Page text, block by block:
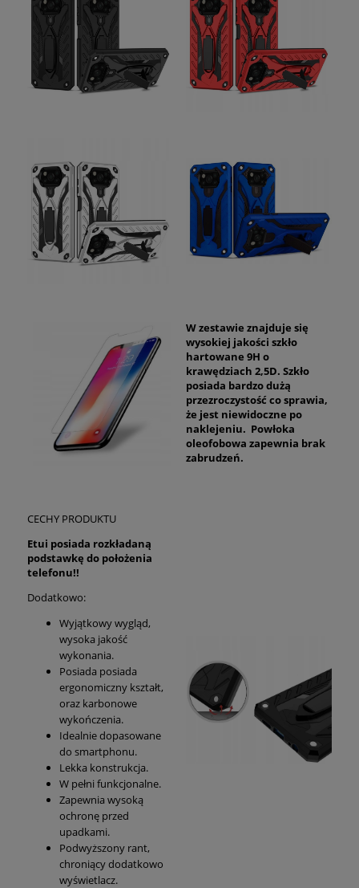
W zestawie znajduje się
wysokiej jakości szkło
hartowane 9H o
krawędziach 2,5D. Szkło
posiada bardzo dużą
przezroczystość co sprawia,
że jest niewidoczne po
naklejeniu. Powłoka
oleofobowa zapewnia brak
zabrudzeń.
CECHY PRODUKTU
Etui posiada rozkładaną
podstawkę do położenia
telefonu!!
Dodatkowo:
Wyjątkowy wygląd,
wysoka jakość
wykonania.
Posiada posiada
ergonomiczny kształt,
oraz karbonowe
wykończenia.
Idealnie dopasowane
do smartphonu.
Lekka konstrukcja.
W pełni funkcjonalne.
Zapewnia wysoką
ochronę przed
upadkami.
Podwyższony rant,
chroniący dodatkowo
wyświetlacz.